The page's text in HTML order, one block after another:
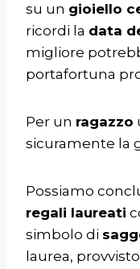
su un gioiello
ricordi la data
migliore
portafortuna
Per un ragazzo
sicuramente la
Possiamo
regali laureati
simbolo di
laurea,